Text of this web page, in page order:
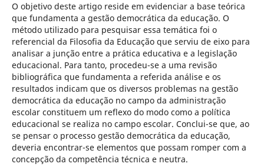
O objetivo deste artigo reside em evidenciar a base teórica
que fundamenta a gestão democrática da educação. O
método utilizado para pesquisar essa temática foi o
referencial da Filosofia da Educação que serviu de eixo para
analisar a junção entre a prática educativa e a legislação
educacional. Para tanto, procedeu-se a uma revisão
bibliográfica que fundamenta a referida análise e os
resultados indicam que os diversos problemas na gestão
democrática da educação no campo da administração
escolar constituem um reflexo do modo como a política
educacional se realiza no campo escolar. Conclui-se que, ao
se pensar o processo gestão democrática da educação,
deveria encontrar-se elementos que possam romper com a
concepção da competência técnica e neutra.